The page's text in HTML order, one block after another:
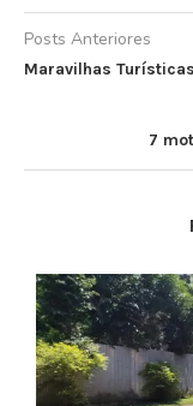
Posts Anteriores
Maravilhas
7